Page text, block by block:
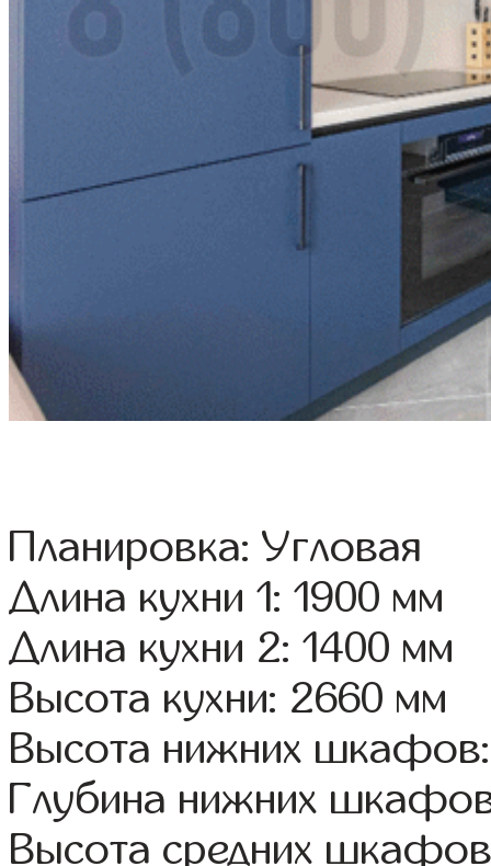
Планировка: Угловая
Длина кухни 1: 1900 мм
Длина кухни 2: 1400 мм
Высота кухни: 2660 мм
Высота нижних
Глубина нижних
Высота средних